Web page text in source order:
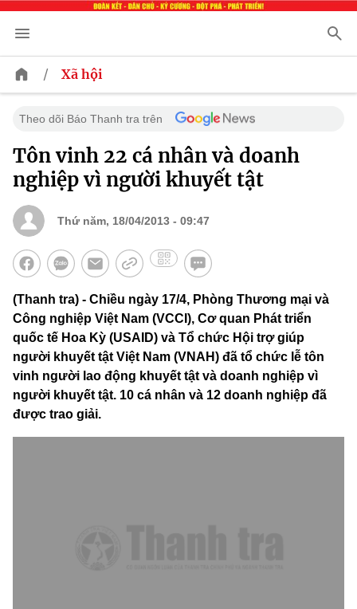
/ Xã hội
Theo dõi Báo Thanh tra trên
Tôn vinh 22 cá nhân và doanh
nghiệp vì người khuyết tật
Thứ năm, 18/04/2013 - 09:47
(Thanh tra) - Chiều ngày 17/4, Phòng Thương mại và
Công nghiệp Việt Nam (VCCI), Cơ quan Phát triển
quốc tế Hoa Kỳ (USAID) và Tổ chức Hội trợ giúp
người khuyết tật Việt Nam (VNAH) đã tổ chức lễ tôn
vinh người lao động khuyết tật và doanh nghiệp vì
người khuyết tật. 10 cá nhân và 12 doanh nghiệp đã
được trao giải.